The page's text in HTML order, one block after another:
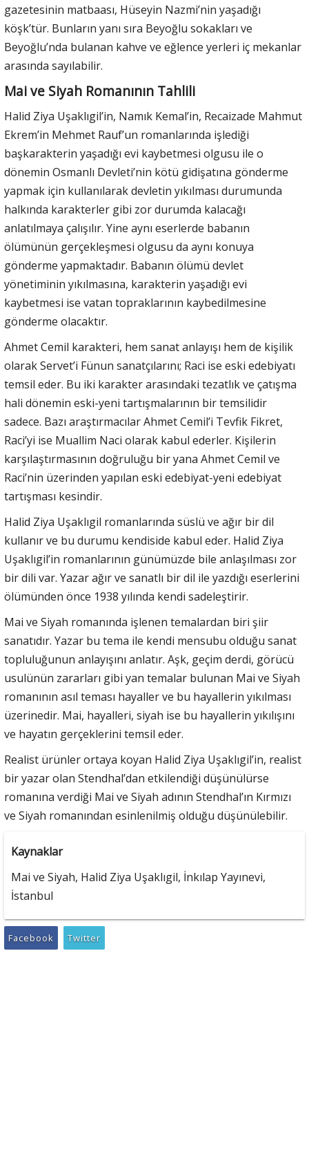
gazetesinin matbaası, Hüseyin Nazmi’nin yaşadığı
köşk’tür. Bunların yanı sıra Beyoğlu sokakları ve
Beyoğlu’nda bulanan kahve ve eğlence yerleri iç mekanlar
arasında sayılabilir.
Mai ve Siyah Romanının Tahlili
Halid Ziya Uşaklıgil’in, Namık Kemal’in, Recaizade Mahmut
Ekrem’in Mehmet Rauf’un romanlarında işlediği
başkarakterin yaşadığı evi kaybetmesi olgusu ile o
dönemin Osmanlı Devleti’nin kötü gidişatına gönderme
yapmak için kullanılarak devletin yıkılması durumunda
halkında karakterler gibi zor durumda kalacağı
anlatılmaya çalışılır. Yine aynı eserlerde babanın
ölümünün gerçekleşmesi olgusu da aynı konuya
gönderme yapmaktadır. Babanın ölümü devlet
yönetiminin yıkılmasına, karakterin yaşadığı evi
kaybetmesi ise vatan topraklarının kaybedilmesine
gönderme olacaktır.
Ahmet Cemil karakteri, hem sanat anlayışı hem de kişilik
olarak Servet’i Fünun sanatçılarını; Raci ise eski edebiyatı
temsil eder. Bu iki karakter arasındaki tezatlık ve çatışma
hali dönemin eski-yeni tartışmalarının bir temsilidir
sadece. Bazı araştırmacılar Ahmet Cemil’i Tevfik Fikret,
Raci’yi ise Muallim Naci olarak kabul ederler. Kişilerin
karşılaştırmasının doğruluğu bir yana Ahmet Cemil ve
Raci’nin üzerinden yapılan eski edebiyat-yeni edebiyat
tartışması kesindir.
Halid Ziya Uşaklıgil romanlarında süslü ve ağır bir dil
kullanır ve bu durumu kendiside kabul eder. Halid Ziya
Uşaklıgil’in romanlarının günümüzde bile anlaşılması zor
bir dili var. Yazar ağır ve sanatlı bir dil ile yazdığı eserlerini
ölümünden önce 1938 yılında kendi sadeleştirir.
Mai ve Siyah romanında işlenen temalardan biri şiir
sanatıdır. Yazar bu tema ile kendi mensubu olduğu sanat
topluluğunun anlayışını anlatır. Aşk, geçim derdi, görücü
usulünün zararları gibi yan temalar bulunan Mai ve Siyah
romanının asıl teması hayaller ve bu hayallerin yıkılması
üzerinedir. Mai, hayalleri, siyah ise bu hayallerin yıkılışını
ve hayatın gerçeklerini temsil eder.
Realist ürünler ortaya koyan Halid Ziya Uşaklıgil’in, realist
bir yazar olan Stendhal’dan etkilendiği düşünülürse
romanına verdiği Mai ve Siyah adının Stendhal’ın Kırmızı
ve Siyah romanından esinlenilmiş olduğu düşünülebilir.
Kaynaklar
Mai ve Siyah, Halid Ziya Uşaklıgil, İnkılap Yayınevi,
İstanbul
Facebook Twitter